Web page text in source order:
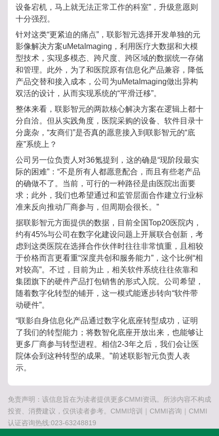
设备宕机，马上就无法正常工作的科室”，升级意愿则
十分强烈。
针对这类“更紧迫的痛点”，联影智元选择开发单独的元
影像解决方案uMetaImaging，利用医疗大数据和大模
型技术，实现多模态、跨尺度、跨区域的数据统一存储
和管理。此外，为了和医院原有信息化产品兼容，降低
产品交替和接入成本，公司为uMetaImaging做出异构
双活的设计，从而实现系统的“平滑迁移”。
整体来看，联影智元的两款核心解决方案在逻辑上都十
分自洽。但从实践角度，医院采购的设备、软件目录十
分庞杂，“友商们”是否真的愿意接入到联影智元的“底
座”系统上？
公司另一位负责人对36氪提到，这的确是“现阶段最实
际的困难”：“不是所有人都愿意配合，而且有些老产品
的确做不了。当前，可行的一种路径是由医院出面要
求；此外，我们也希望通过和监管层面合作建立行业标
准来反向推动厂商参与，但周期会很长。”
据联影智元方面提供的数据，目前全国Top20医院内，
约有45%与公司在数字化建设问题上开展联合创新，考
虑到这类医院在选择合作伙伴时往往非常慎重，且相较
于价格而言更看重“深度共创和服务能力”，这个比例“相
对较高”。不过，目前为止，相关软件系统往往依靠和
集团旗下的硬件产品打包销售的形式入院。公司希望，
随着数字化转型的铺开，这一模式能逐步转向“软件带
动硬件”。
“联影自身信息化产品通过数字化底座转型成功，证明
了我们的转型能力；将数智化底座开放出来，也能够让
更多厂商参与转型进程。相信2-3年之后，我们会让医
院体会到这种转型的成果。”前述联影智元负责人表
示。
免责声明：该信息旨在为读者提供更多CMMI资讯。所涉内容不构成
投资、消费建议，仅供读者参考。CMMI培训｜CMMI咨询｜CMMI
认证咨询热线:023-63248819